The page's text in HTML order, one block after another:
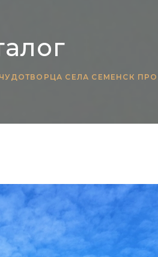
СЕЛА СЕМЕНСК